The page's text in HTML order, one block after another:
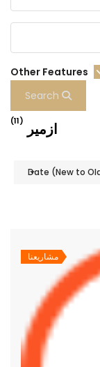
ازمير (11)
Date (New to
مشاريعنا